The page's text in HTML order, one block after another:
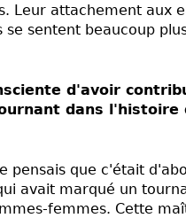
Leur attachement aux
se sentent beaucoup
d'avoir
dans l'histoire
pensais que c'était
avait marqué un
femmes. Cette